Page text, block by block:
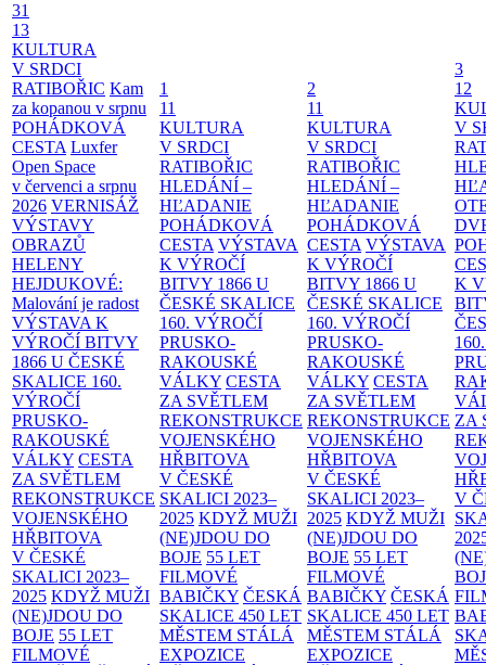
31
13
KULTURA
V SRDCI
RATIBOŘIC Kam
za kopanou v srpnu
POHÁDKOVÁ
CESTA Luxfer
Open Space
v červenci a srpnu
2026 VERNISÁŽ
VÝSTAVY
OBRAZŮ
HELENY
HEJDUKOVÉ:
Malování je radost
VÝSTAVA K
VÝROČÍ BITVY
1866 U ČESKÉ
SKALICE 160.
VÝROČÍ
PRUSKO-
RAKOUSKÉ
VÁLKY CESTA
ZA SVĚTLEM
REKONSTRUKCE
VOJENSKÉHO
HŘBITOVA
V ČESKÉ
SKALICI 2023–
2025 KDYŽ MUŽI
(NE)JDOU DO
BOJE 55 LET
FILMOVÉ
1
11
KULTURA
V SRDCI
RATIBOŘIC
HLEDÁNÍ –
HĽADANIE
POHÁDKOVÁ
CESTA VÝSTAVA
K VÝROČÍ
BITVY 1866 U
ČESKÉ SKALICE
160. VÝROČÍ
PRUSKO-
RAKOUSKÉ
VÁLKY CESTA
ZA SVĚTLEM
REKONSTRUKCE
VOJENSKÉHO
HŘBITOVA
V ČESKÉ
SKALICI 2023–
2025 KDYŽ MUŽI
(NE)JDOU DO
BOJE 55 LET
FILMOVÉ
BABIČKY ČESKÁ
SKALICE 450 LET
MĚSTEM STÁLÁ
EXPOZICE
2
11
KULTURA
V SRDCI
RATIBOŘIC
HLEDÁNÍ –
HĽADANIE
POHÁDKOVÁ
CESTA VÝSTAVA
K VÝROČÍ
BITVY 1866 U
ČESKÉ SKALICE
160. VÝROČÍ
PRUSKO-
RAKOUSKÉ
VÁLKY CESTA
ZA SVĚTLEM
REKONSTRUKCE
VOJENSKÉHO
HŘBITOVA
V ČESKÉ
SKALICI 2023–
2025 KDYŽ MUŽI
(NE)JDOU DO
BOJE 55 LET
FILMOVÉ
BABIČKY ČESKÁ
SKALICE 450 LET
MĚSTEM STÁLÁ
EXPOZICE
3
12
V
K
ZA
V